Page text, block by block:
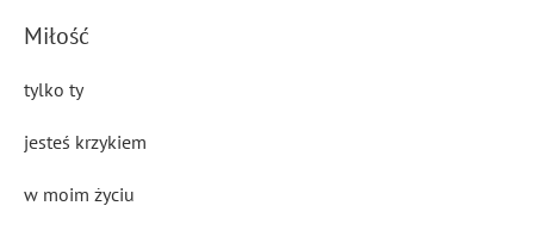
Miłość
tylko ty
jesteś krzykiem
w moim życiu